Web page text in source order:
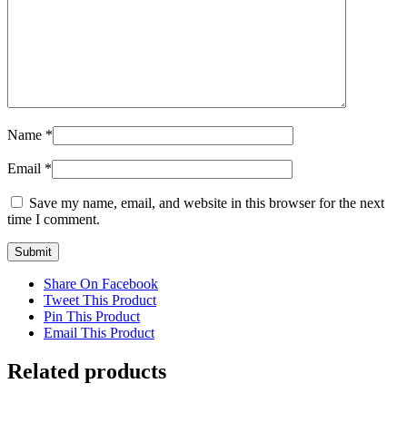
Name *
Email *
Save my name, email, and website in this browser for the next
time I comment.
Share On Facebook
Tweet This Product
Pin This Product
Email This Product
Related products